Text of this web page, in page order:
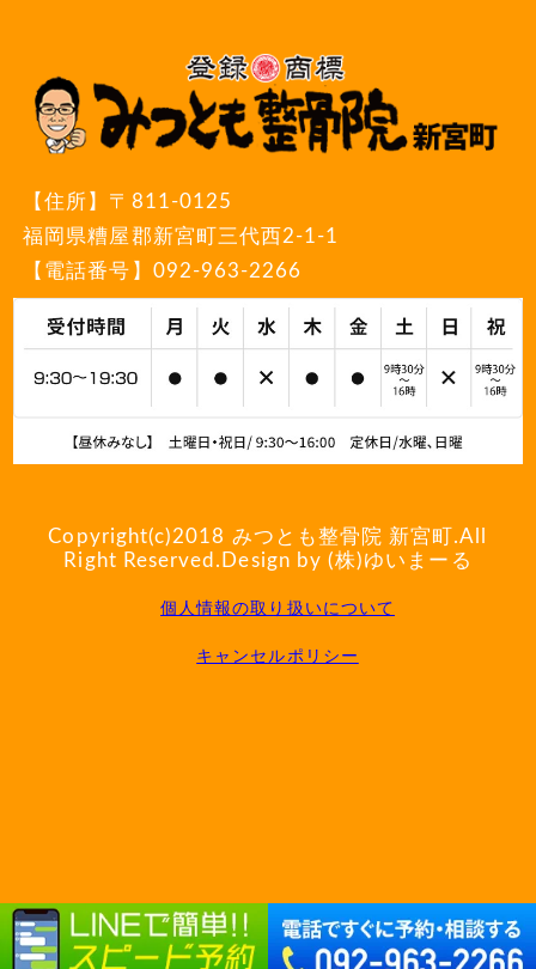
【住所】 〒811-0125
福岡県糟屋郡新宮町三代西2-1-1
【電話番号】 092-963-2266
Copyright(c)2018 みつとも整骨院 新宮町 .All
Right Reserved.Design by (株)ゆいまーる
個人情報の取り扱いについて
キャンセルポリシー